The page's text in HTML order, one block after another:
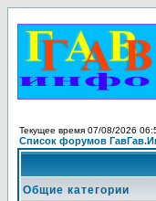
Текущее время 07/08/2026
Список форумов
Общие категории